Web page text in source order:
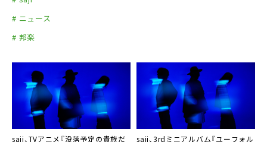
# ニュース
# 邦楽
saji、TVアニメ『没落予定の貴族だ saji、3rdミニアルバム『ユーフォル